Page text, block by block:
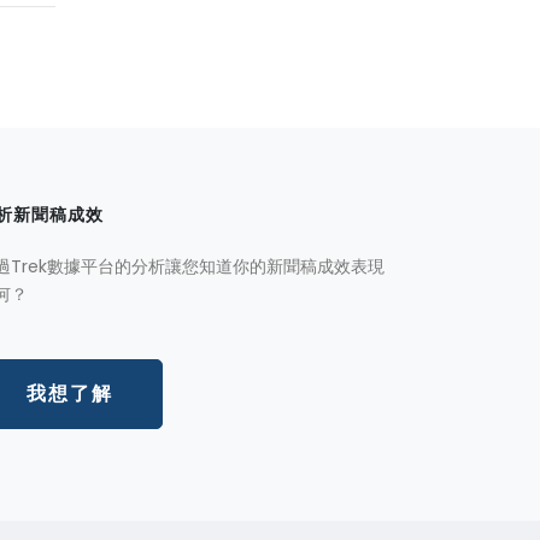
新聞稿成效
Trek數據平台的分析讓您知道你的新聞稿成效表現
？
我想了解